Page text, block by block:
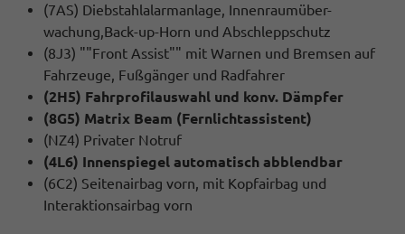
(7AS) Diebstahlalarmanlage, Innenraumüber-
wachung,Back-up-Horn und Abschleppschutz
(8J3) ""Front Assist"" mit Warnen und Bremsen auf
Fahrzeuge, Fußgänger und Radfahrer
(2H5) Fahrprofilauswahl und konv. Dämpfer
(8G5) Matrix Beam (Fernlichtassistent)
(NZ4) Privater Notruf
(4L6) Innenspiegel automatisch abblendbar
(6C2) Seitenairbag vorn, mit Kopfairbag und
Interaktionsairbag vorn